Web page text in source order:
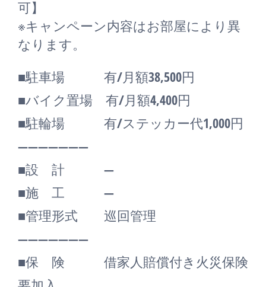
可】
※キャンペーン内容はお部屋により異
なります。
■駐車場 有/月額38,500円
■バイク置場 有/月額4,400円
■駐輪場 有/ステッカー代1,000円
―――――――
■設 計 ―
■施 工 ―
■管理形式 巡回管理
―――――――
■保 険 借家人賠償付き火災保険